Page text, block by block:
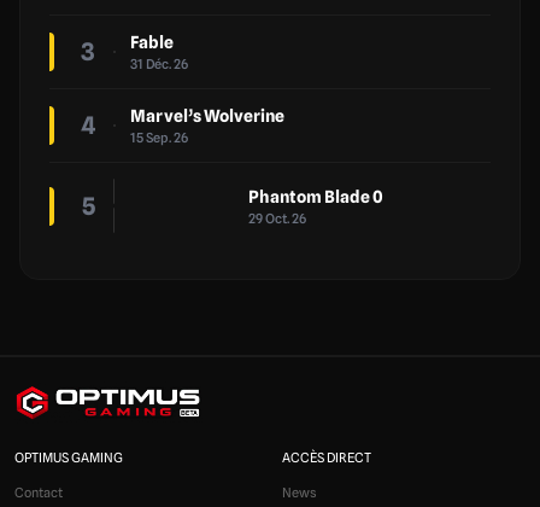
3 Fable
31 Déc. 26
4 Marvel’s Wolverine
15 Sep. 26
5 Phantom Blade 0
29 Oct. 26
OPTIMUS GAMING
Contact
ACCÈS DIRECT
News